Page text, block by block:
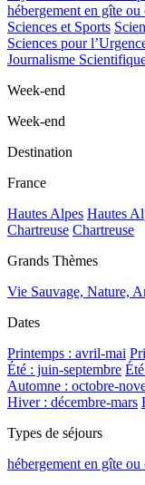
hébergement en gîte ou
Sciences et Sports
Sciences pour
Journalisme
Week-end
Week-end
Destination
France
Hautes Alpes Hautes
Chartreuse Chartreuse
Grands Thèmes
Vie Sauvage, Nature,
Dates
Printemps : avril-mai
Été : juin-septembre
Automne : octobre-
Hiver : décembre-mars
Types de séjours
hébergement en gîte ou